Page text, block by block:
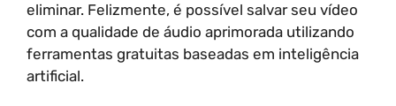
eliminar. Felizmente, é possível salvar seu vídeo
com a qualidade de áudio aprimorada utilizando
ferramentas gratuitas baseadas em inteligência
artificial.